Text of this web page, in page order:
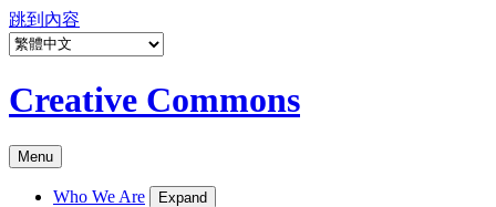
跳到內容
Creative Commons
Menu
Who We Are Expand